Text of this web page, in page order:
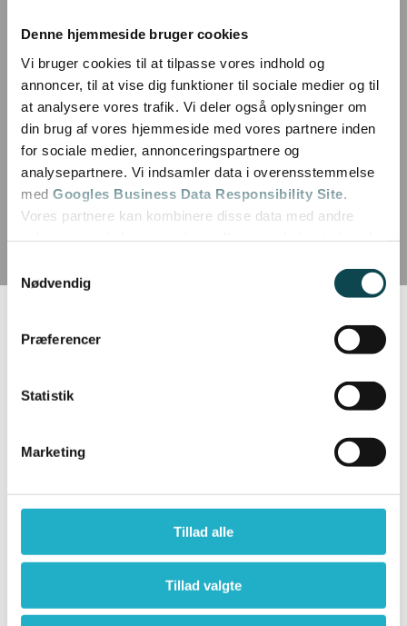
Denne hjemmeside bruger cookies
Vi bruger cookies til at tilpasse vores indhold og
annoncer, til at vise dig funktioner til sociale medier og til
at analysere vores trafik. Vi deler også oplysninger om
din brug af vores hjemmeside med vores partnere inden
for sociale medier, annonceringspartnere og
analysepartnere. Vi indsamler data i overensstemmelse
med Googles Business Data Responsibility Site
Vores partnere kan kombinere disse data med andre
Nødvendig
Præferencer
Statistik
Marketing
Tillad alle
Tillad valgte